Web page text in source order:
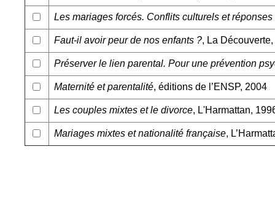
Les mariages forcés. Conflits culturels et
Faut-il avoir peur de nos enfants ?, La
Préserver le lien parental. Pour une prévention
Maternité et parentalité, éditions de l’ENSP, 2004
Les couples mixtes et le divorce, L'Harmattan,
Mariages mixtes et nationalité française,